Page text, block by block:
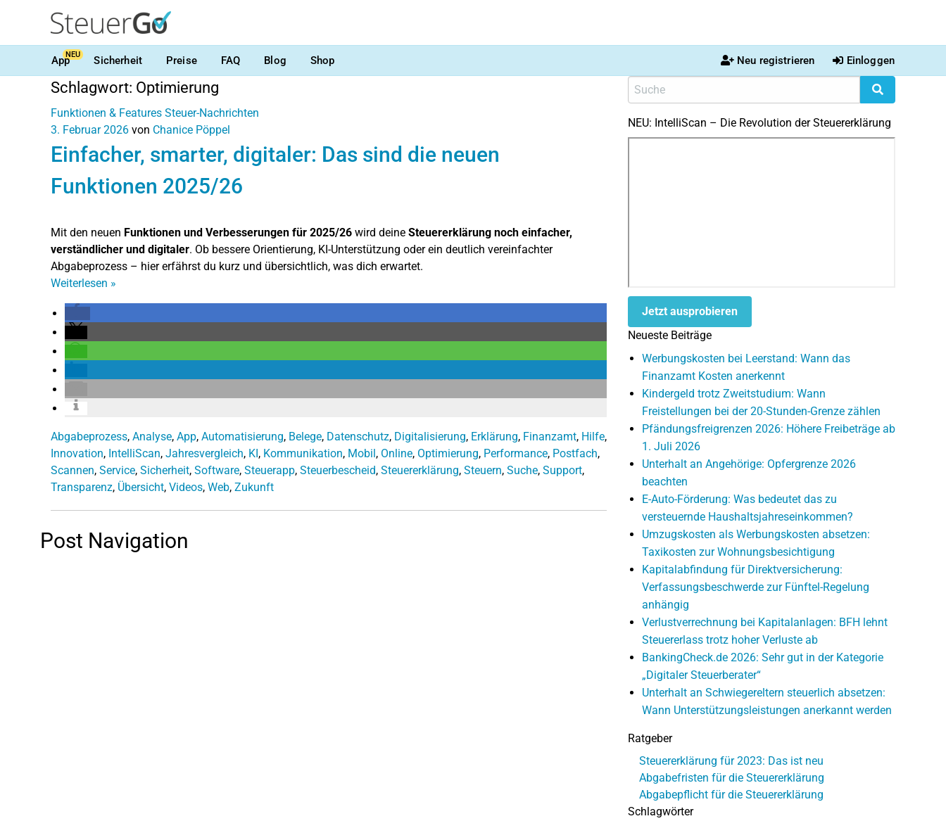
AppNEU Sicherheit Preise FAQ Blog Shop Neu registrieren Einloggen
Schlagwort: Optimierung
Funktionen & Features Steuer-Nachrichten
3. Februar 2026 von Chanice Pöppel
Einfacher, smarter, digitaler: Das sind die neuen
Funktionen 2025/26
Mit den neuen Funktionen und Verbesserungen für 2025/26 wird deine Steuererklärung noch einfacher,
verständlicher und digitaler. Ob bessere Orientierung, KI-Unterstützung oder ein deutlich vereinfachter
Abgabeprozess – hier erfährst du kurz und übersichtlich, was dich erwartet.
Weiterlesen »
Abgabeprozess, Analyse, App, Automatisierung, Belege, Datenschutz, Digitalisierung, Erklärung, Finanzamt, Hilfe,
Innovation, IntelliScan, Jahresvergleich, KI, Kommunikation, Mobil, Online, Optimierung, Performance, Postfach,
Scannen, Service, Sicherheit, Software, Steuerapp, Steuerbescheid, Steuererklärung, Steuern, Suche, Support,
Transparenz, Übersicht, Videos, Web, Zukunft
Post Navigation
NEU: IntelliScan – Die Revolution der Steuererklärung
Jetzt ausprobieren
Neueste Beiträge
Werbungskosten bei Leerstand: Wann das
Finanzamt Kosten anerkennt
Kindergeld trotz Zweitstudium: Wann
Freistellungen bei der 20-Stunden-Grenze zählen
Pfändungsfreigrenzen 2026: Höhere Freibeträge ab
1. Juli 2026
Unterhalt an Angehörige: Opfergrenze 2026
beachten
E-Auto-Förderung: Was bedeutet das zu
versteuernde Haushaltsjahreseinkommen?
Umzugskosten als Werbungskosten absetzen:
Taxikosten zur Wohnungsbesichtigung
Kapitalabfindung für Direktversicherung:
Verfassungsbeschwerde zur Fünftel-Regelung
anhängig
Verlustverrechnung bei Kapitalanlagen: BFH lehnt
Steuererlass trotz hoher Verluste ab
BankingCheck.de 2026: Sehr gut in der Kategorie
„Digitaler Steuerberater“
Unterhalt an Schwiegereltern steuerlich absetzen:
Wann Unterstützungsleistungen anerkannt werden
Ratgeber
Steuererklärung für 2023: Das ist neu
Abgabefristen für die Steuererklärung
Abgabepflicht für die Steuererklärung
Schlagwörter